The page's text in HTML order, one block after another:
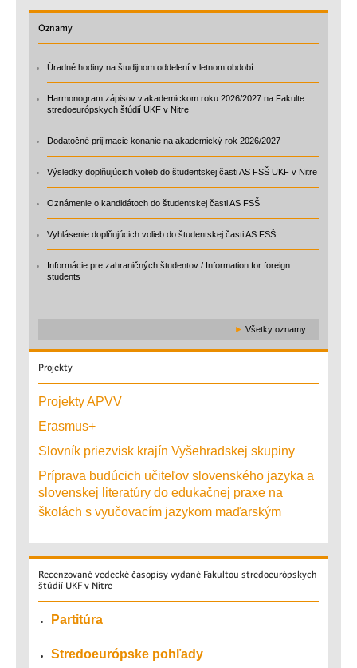
Oznamy
Úradné hodiny na študijnom oddelení v letnom období
Harmonogram zápisov v akademickom roku 2026/2027 na Fakulte
stredoeurópskych štúdií UKF v Nitre
Dodatočné prijímacie konanie na akademický rok 2026/2027
Výsledky doplňujúcich volieb do študentskej časti AS FSŠ UKF v Nitre
Oznámenie o kandidátoch do študentskej časti AS FSŠ
Vyhlásenie doplňujúcich volieb do študentskej časti AS FSŠ
Informácie pre zahraničných študentov / Information for foreign
students
► Všetky oznamy
Projekty
Projekty APVV
Erasmus+
Slovník priezvisk krajín Vyšehradskej skupiny
Príprava budúcich učiteľov slovenského jazyka a
slovenskej literatúry do edukačnej praxe na
školách s vyučovacím jazykom maďarským
Recenzované vedecké časopisy vydané Fakultou stredoeurópskych
štúdií UKF v Nitre
Partitúra
Stredoeurópske pohľady